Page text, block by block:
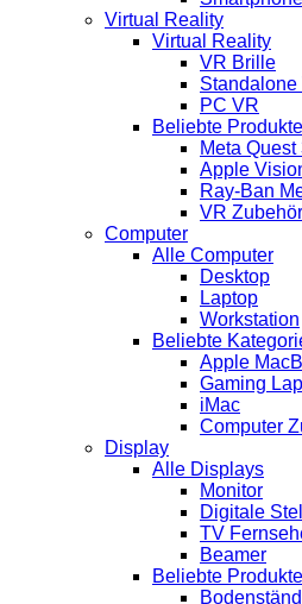
Virtual Reality
Virtual Reality
VR Brille
Standalone
PC VR
Beliebte Produkte
Meta Quest
Apple
Ray-Ban
VR Zubehör
Computer
Alle Computer
Desktop
Laptop
Workstation
Beliebte
Apple
Gaming
iMac
Computer
Display
Alle Displays
Monitor
Digitale
TV
Beamer
Beliebte Produkte